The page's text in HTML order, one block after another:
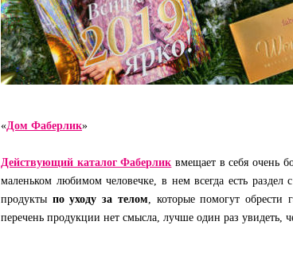
«Дом Фаберлик»
Действующий каталог Фаберлик вмещает в себя очень
маленьком любимом человечке, в нем всегда есть раздел с
продукты по уходу за телом, которые помогут обрести
перечень продукции нет смысла, лучше один раз увидеть,